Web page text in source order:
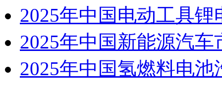
2025年中国电动工具
2025年中国新能源汽
2025年中国氢燃料电